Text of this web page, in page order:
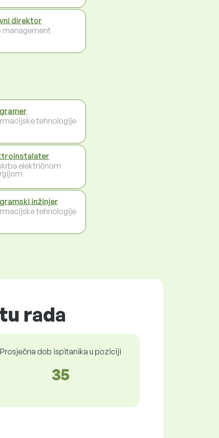
direktor
management
tehnologije
električnom
inžinjer
tehnologije
rada
Prosječna dob ispitanika u poziciji
35